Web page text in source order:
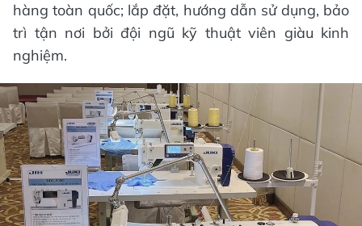
hàng toàn quốc; lắp đặt, hướng dẫn sử dụng, bảo
trì tận nơi bởi đội ngũ kỹ thuật viên giàu kinh
nghiệm.